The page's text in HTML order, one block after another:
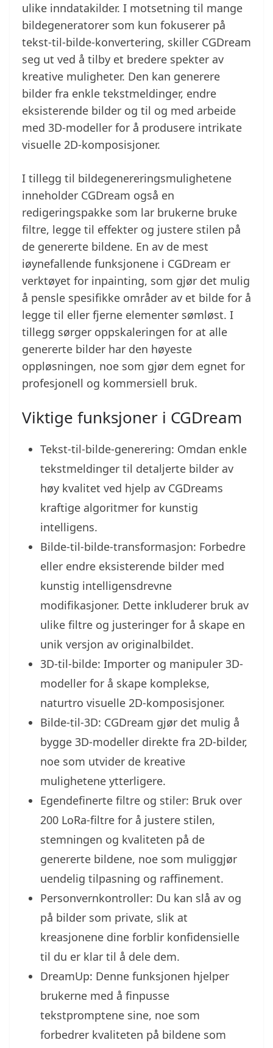
ulike inndatakilder. I motsetning til mange
bildegeneratorer som kun fokuserer på
tekst-til-bilde-konvertering, skiller CGDream
seg ut ved å tilby et bredere spekter av
kreative muligheter. Den kan generere
bilder fra enkle tekstmeldinger, endre
eksisterende bilder og til og med arbeide
med 3D-modeller for å produsere intrikate
visuelle 2D-komposisjoner.
I tillegg til bildegenereringsmulighetene
inneholder CGDream også en
redigeringspakke som lar brukerne bruke
filtre, legge til effekter og justere stilen på
de genererte bildene. En av de mest
iøynefallende funksjonene i CGDream er
verktøyet for inpainting, som gjør det mulig
å pensle spesifikke områder av et bilde for å
legge til eller fjerne elementer sømløst. I
tillegg sørger oppskaleringen for at alle
genererte bilder har den høyeste
oppløsningen, noe som gjør dem egnet for
profesjonell og kommersiell bruk.
Viktige funksjoner i CGDream
Tekst-til-bilde-generering: Omdan enkle
tekstmeldinger til detaljerte bilder av
høy kvalitet ved hjelp av CGDreams
kraftige algoritmer for kunstig
intelligens.
Bilde-til-bilde-transformasjon: Forbedre
eller endre eksisterende bilder med
kunstig intelligensdrevne
modifikasjoner. Dette inkluderer bruk av
ulike filtre og justeringer for å skape en
unik versjon av originalbildet.
3D-til-bilde: Importer og manipuler 3D-
modeller for å skape komplekse,
naturtro visuelle 2D-komposisjoner.
Bilde-til-3D: CGDream gjør det mulig å
bygge 3D-modeller direkte fra 2D-bilder,
noe som utvider de kreative
mulighetene ytterligere.
Egendefinerte filtre og stiler: Bruk over
200 LoRa-filtre for å justere stilen,
stemningen og kvaliteten på de
genererte bildene, noe som muliggjør
uendelig tilpasning og raffinement.
Personvernkontroller: Du kan slå av og
på bilder som private, slik at
kreasjonene dine forblir konfidensielle
til du er klar til å dele dem.
DreamUp: Denne funksjonen hjelper
brukerne med å finpusse
tekstpromptene sine, noe som
forbedrer kvaliteten på bildene som